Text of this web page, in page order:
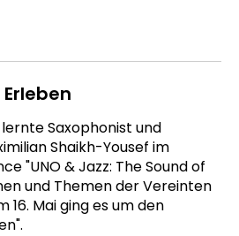
Saxophonist und
Shaikh-Yousef im
"UNO & Jazz: The Sound of
und Themen der Vereinten
16. Mai ging es um den